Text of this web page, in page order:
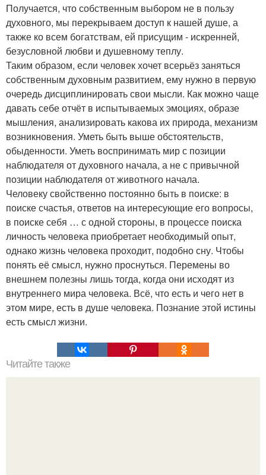
Получается, что собственным выбором не в пользу
духовного, мы перекрываем доступ к нашей душе, а
также ко всем богатствам, ей присущим - искренней,
безусловной любви и душевному теплу.
Таким образом, если человек хочет всерьёз заняться
собственным духовным развитием, ему нужно в первую
очередь дисциплинировать свои мысли. Как можно чаще
давать себе отчёт в испытываемых эмоциях, образе
мышления, анализировать какова их природа, механизм
возникновения. Уметь быть выше обстоятельств,
обыденности. Уметь воспринимать мир с позиции
наблюдателя от духовного начала, а не с привычной
позиции наблюдателя от животного начала.
Человеку свойственно постоянно быть в поиске: в
поиске счастья, ответов на интересующие его вопросы,
в поиске себя … с одной стороны, в процессе поиска
личность человека приобретает необходимый опыт,
однако жизнь человека проходит, подобно сну. Чтобы
понять её смысл, нужно проснуться. Перемены во
внешнем полезны лишь тогда, когда они исходят из
внутреннего мира человека. Всё, что есть и чего нет в
этом мире, есть в душе человека. Познание этой истины
есть смысл жизни.
Читайте также